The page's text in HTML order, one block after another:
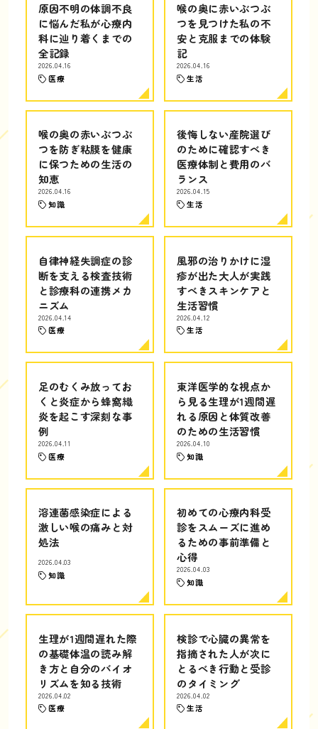
原因不明の体調不良
に悩んだ私が心療内
科に辿り着くまでの
全記録
2026.04.16
医療
喉の奥に赤いぶつぶ
つを見つけた私の不
安と克服までの体験
記
2026.04.16
生活
喉の奥の赤いぶつぶ
つを防ぎ粘膜を健康
に保つための生活の
知恵
2026.04.16
知識
後悔しない産院選び
のために確認すべき
医療体制と費用のバ
ランス
2026.04.15
生活
自律神経失調症の診
断を支える検査技術
と診療科の連携メカ
ニズム
2026.04.14
医療
風邪の治りかけに湿
疹が出た大人が実践
すべきスキンケアと
生活習慣
2026.04.12
生活
足のむくみ放ってお
くと炎症から蜂窩織
炎を起こす深刻な事
例
2026.04.11
医療
東洋医学的な視点か
ら見る生理が1週間遅
れる原因と体質改善
のための生活習慣
2026.04.10
知識
溶連菌感染症による
激しい喉の痛みと対
処法
2026.04.03
知識
初めての心療内科受
診をスムーズに進め
るための事前準備と
心得
2026.04.03
知識
生理が1週間遅れた際
の基礎体温の読み解
き方と自分のバイオ
リズムを知る技術
2026.04.02
医療
検診で心臓の異常を
指摘された人が次に
とるべき行動と受診
のタイミング
2026.04.02
生活